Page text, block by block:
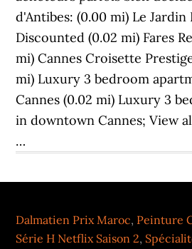
Dalmatien Prix Maroc, Peinture
Série H Netflix Saison 2,